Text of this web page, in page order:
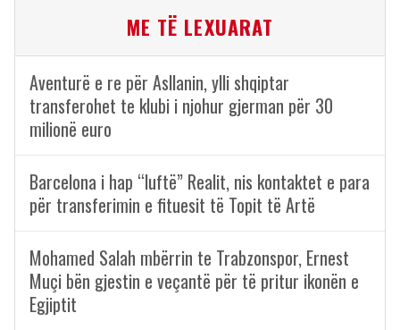
ME TË LEXUARAT
Aventurë e re për Asllanin, ylli shqiptar
transferohet te klubi i njohur gjerman për 30
milionë euro
Barcelona i hap “luftë” Realit, nis kontaktet e para
për transferimin e fituesit të Topit të Artë
Mohamed Salah mbërrin te Trabzonspor, Ernest
Muçi bën gjestin e veçantë për të pritur ikonën e
Egjiptit